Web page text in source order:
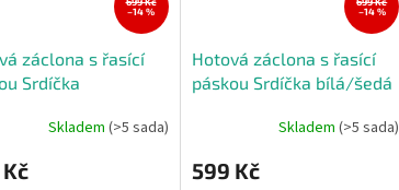
–14 %
záclona s řasící
Srdíčka
Skladem (>5 sada)
–14 %
Hotová záclona s řasící
páskou Srdíčka bílá/šedá
Skladem(>5 sada)
599 Kč